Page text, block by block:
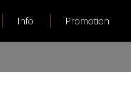
Info Promotion